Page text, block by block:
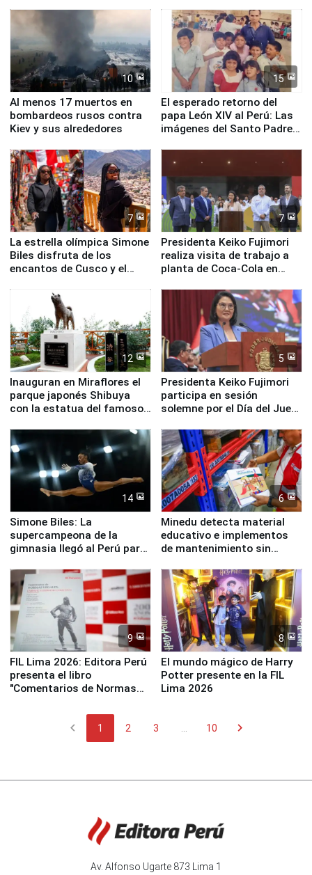
Fenómeno El Niño
de Chile
10
Al menos 17 muertos en
bombardeos rusos contra
Kiev y sus alrededores
15
El esperado retorno del
papa León XIV al Perú: Las
imágenes del Santo Padre
7
La estrella olímpica Simone
Biles disfruta de los
encantos de Cusco y el
7
Presidenta Keiko Fujimori
realiza visita de trabajo a
planta de Coca-Cola en
12
Inauguran en Miraflores el
parque japonés Shibuya
con la estatua del famoso
5
Presidenta Keiko Fujimori
participa en sesión
solemne por el Día del Juez
14
Simone Biles: La
supercampeona de la
gimnasia llegó al Perú para
Panamericanos Lima 2027
6
Minedu detecta material
educativo e implementos
de mantenimiento sin
la UGEL 2
9
FIL Lima 2026: Editora Perú
presenta el libro
"Comentarios de Normas
Derecho Colectivo"
8
El mundo mágico de Harry
Potter presente en la FIL
Lima 2026
chevron_left 1 2 3 10 chevron_right
Av. Alfonso Ugarte 873 Lima 1